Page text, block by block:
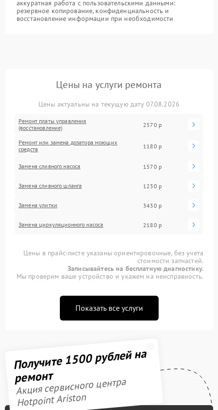
аккуратная работа с пользовательскими данными:
резервное копирование, конфиденциальность и
восстановление информации при необходимости
Цены на услуги ремонта
Цены актуальны на текущую дату 07.08.2026
Ремонт платы управления
(восстановление)
2570 р
Ремонт или замена дозатора моющих
средств
1180 р
Замена сливного насоса 1570 р
Замена сливного шланга 1230 р
Замена улитки 3430 р
Замена циркуляционного насоса 2180 р
Цены в прайс-листе указаны ориентировочные, без учета
стоимости запчастей.
Записывайтесь на бесплатную диагностику.
Мы проверим ваше устройство и укажем на неисправность.
Показать все услуги
Получите 1500 рублей на
ремонт
Акция сервисного центра
Hotpoint Ariston